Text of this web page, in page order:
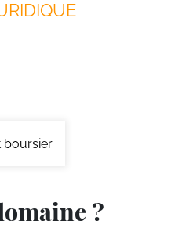
boursier
?